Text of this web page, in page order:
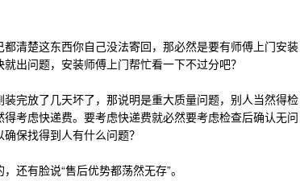
清楚这东西你自己没法寄回，那必然是要有师傅上门安装
出问题，安装师傅上门帮忙看一下不过分吧？
完放了几天坏了，那说明是重大质量问题，别人当然得检
考虑快递费。要考虑快递费就必然要考虑检查后确认无问
保找得到人有什么问题？
还有脸说“售后优势都荡然无存”。